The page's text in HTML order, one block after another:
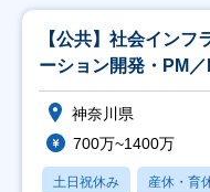
【公共】社会イン
ーション開発・PM
神奈川県
700万~1400万
土日祝休み 産休・育